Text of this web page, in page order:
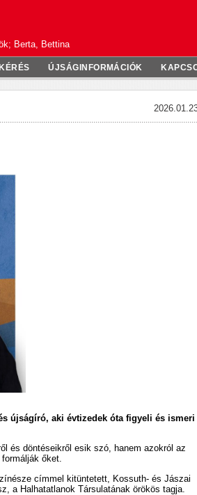
Berta, Bettina
ÚJSÁGINFORMÁCIÓK
újságíró, aki évtizedek óta figyeli és ismeri
és döntéseikről esik szó, hanem azokról az
őket.
címmel kitüntetett, Kossuth- és Jászai
a Halhatatlanok Társulatának örökös tagja.